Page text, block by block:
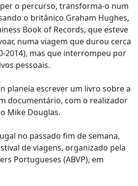
o percurso, transforma-o num
o britânico Graham Hughes,
Book of Records, que esteve
numa viagem que durou cerca
2014), mas que interrompeu por
pessoais.
planeia escrever um livro sobre a
documentário, com o realizador
Mike Douglas.
no passado fim de semana,
de viagens, organizado pela
Portugueses (ABVP), em